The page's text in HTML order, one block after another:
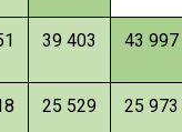
39 403 43 997
25 529 25 973